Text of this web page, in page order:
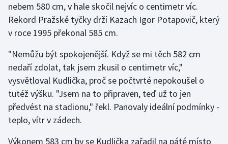
Gymnastika
Házená
Jezdectví
Judo
Krasobruslení
nebem 580 cm, v hale skočil nejvíc o centimetr víc.
Rekord Pražské tyčky drží Kazach Igor Potapovič, který
v roce 1995 překonal 585 cm.
"Nemůžu být spokojenější. Když se mi těch 582 cm
nedaří zdolat, tak jsem zkusil o centimetr víc,"
vysvětloval Kudlička, proč se počtvrté nepokoušel o
tutéž výšku. "Jsem na to připraven, teď už to jen
předvést na stadionu," řekl. Panovaly ideální podmínky -
teplo, vítr v zádech.
Výkonem 583 cm by se Kudlička zařadil na páté místo